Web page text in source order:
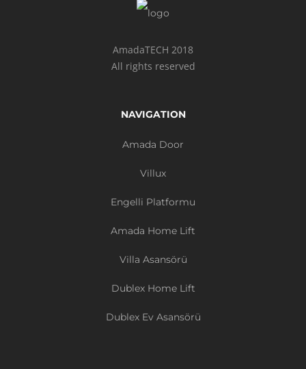
AmadaTECH 2018
All rights reserved
NAVIGATION
Amada Door
Villux
Engelli Platformu
Amada Home Lift
Villa Asansörü
Dublex Home Lift
Dublex Ev Asansörü